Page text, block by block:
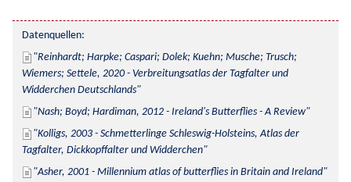
Datenquellen:
Reinhardt; Harpke; Caspari; Dolek; Kuehn; Musche; Trusch;
Wiemers; Settele, 2020 - Verbreitungsatlas der Tagfalter und
Widderchen Deutschlands
Nash; Boyd; Hardiman, 2012 - Ireland's Butterflies - A Review
Kolligs, 2003 - Schmetterlinge Schleswig-Holsteins, Atlas der
Tagfalter, Dickkopffalter und Widderchen
Asher, 2001 - Millennium atlas of butterflies in Britain and Ireland